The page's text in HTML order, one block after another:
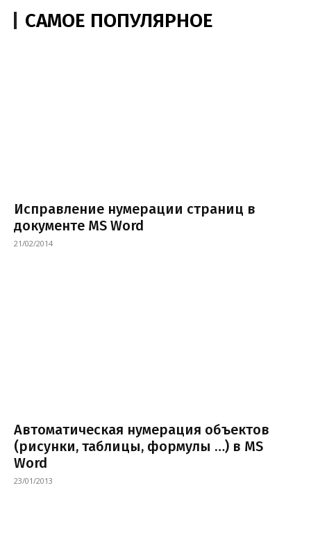
САМОЕ ПОПУЛЯРНОЕ
Исправление нумерации страниц в
документе MS Word
21/02/2014
Автоматическая нумерация объектов
(рисунки, таблицы, формулы …) в MS
Word
23/01/2013